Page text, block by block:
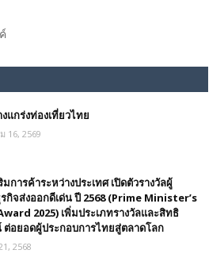
แกร่งท่องเที่ยวไทย
16, 2569
มการค้าระหว่างประเทศ เปิดตัวรางวัลผู้
กิจส่งออกดีเด่น ปี 2568 (Prime Minister’s
2025) เพิ่มประเภทรางวัลและสิทธิ
ต่อยอดผู้ประกอบการไทยสู่ตลาดโลก
2568